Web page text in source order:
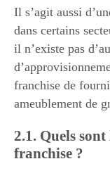
Il s’agit aussi
dans certains
il n’existe pas
franchise de
ameublement de
2.1. Quels sont
franchise ?